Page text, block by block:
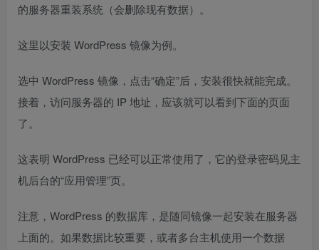
的服务器重装系统（会删除现有数据）。
这里以安装 WordPress 镜像为例。
选中 WordPress 镜像，点击“确定”后，安装很快就能完成。
接着，访问服务器的 IP 地址，应该就可以看到下面的页面
了。
这表明 WordPress 已经可以正常使用了，它的登录密码见主
机后台的“应用管理”页。
注意，WordPress 的数据库，是随同镜像一起安装在服务器
上面的。如果数据比较重要，或者多台主机使用一个数据